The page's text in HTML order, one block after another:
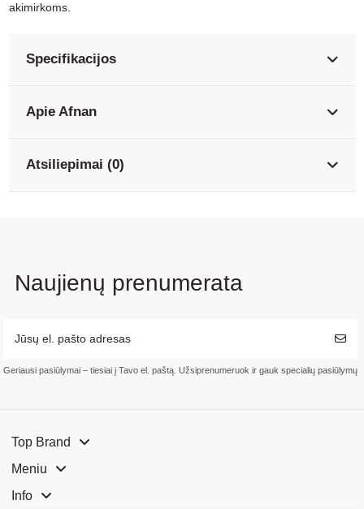
akimirkoms.
Specifikacijos
Apie Afnan
Atsiliepimai (0)
Naujienų prenumerata
Geriausi pasiūlymai – tiesiai į Tavo el. paštą. Užsiprenumeruok ir gauk specialių pasiūlymų
Top Brand
Meniu
Info